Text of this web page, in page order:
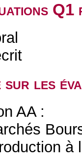
sur les
AA :
à